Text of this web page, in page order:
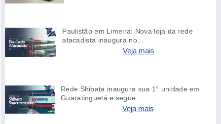
Paulistão em Limeira: Nova loja da rede
atacadista inaugura no…
Veja mais
Rede Shibata inaugura sua 1° unidade em
Guaratinguetá e segue…
Veja mais